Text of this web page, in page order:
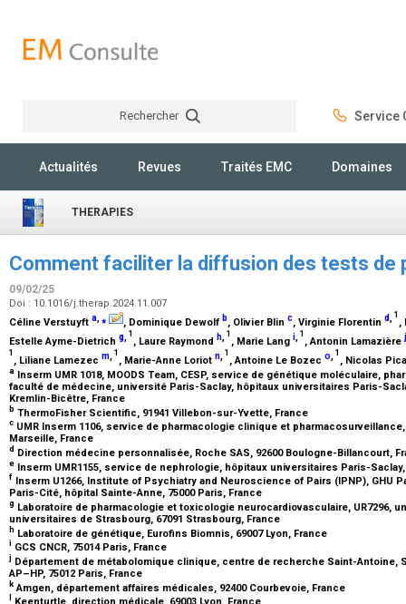
Rechercher Service
Actualités Revues Traités EMC Domaines
THERAPIES
Comment faciliter la diffusion des tests de
09/02/25
Doi : 10.1016/j.therap.2024.11.007
Céline Verstuyft a,⁎ , Dominique Dewolf b, Olivier Blin c, Virginie Florentin d, 1
,
Estelle Ayme-Dietrich g, 1
, Laure Raymond h, 1
, Marie Lang i, 1
, Antonin Lamazièrej
1
, Liliane Lamezec m, 1
, Marie-Anne Loriot n, 1
, Antoine Le Bozec o, 1
, Nicolas
a Inserm UMR 1018, MOODS Team, CESP, service de génétique moléculaire,
faculté de médecine, université Paris-Saclay, hôpitaux universitaires Paris-
Kremlin-Bicêtre, France
b ThermoFisher Scientific, 91941 Villebon-sur-Yvette, France
c UMR Inserm 1106, service de pharmacologie clinique et
Marseille, France
d Direction médecine personnalisée, Roche SAS, 92600 Boulogne-Billancourt,
e Inserm UMR1155, service de nephrologie, hôpitaux universitaires Paris-
f Inserm U1266, Institute of Psychiatry and Neuroscience of Pairs (IPNP),
Paris-Cité, hôpital Sainte-Anne, 75000 Paris, France
g Laboratoire de pharmacologie et toxicologie neurocardiovasculaire, UR7296,
universitaires de Strasbourg, 67091 Strasbourg, France
h Laboratoire de génétique, Eurofins Biomnis, 69007 Lyon, France
i GCS CNCR, 75014 Paris, France
j Département de métabolomique clinique, centre de recherche Saint-Antoine,
AP–HP, 75012 Paris, France
k Amgen, département affaires médicales, 92400 Courbevoie, France
Keenturtle, direction médicale, 69003 Lyon, France